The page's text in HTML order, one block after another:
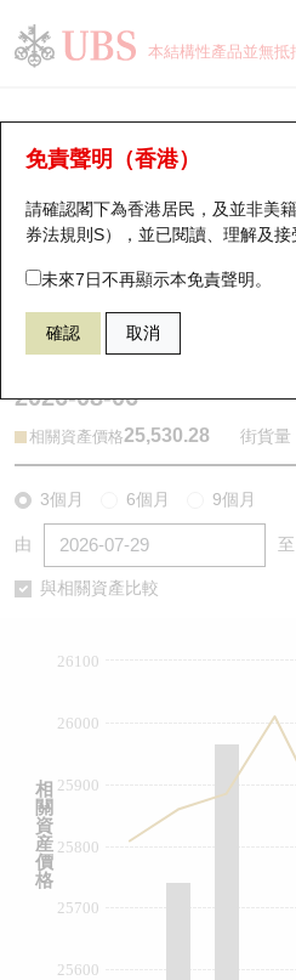
本結構性產品並無抵
免責聲明（香港）
請確認閣下為香港居民，及並非美
券法規則S），並已閱讀、理解及接
未來7日不再顯示本免責聲明。
確認 取消
牛熊證分析儀
表現 街貨統計 比較
67440 瑞銀牛證 HSI
2026-08-06
相關資產價格25,530.28 街貨量
3個月 6個月 9個月
由 至
與相關資產比較
25600
25700
25800
25900
26000
26100
相
關
資
産
價
格
瑞銀認股證一覽
新發行瑞銀認股證
即將到期認股證
認股證到期結算價查詢
認股證分析儀
認股證/牛熊證日誌
街貨統計
比較
牛熊全景快搜
牛熊證搜尋
牛熊證街貨分佈圖
正股牛熊證列表
新發行瑞銀牛熊證
牛熊證到期結算價查詢
牛熊證文件及公告 (瑞信)
街貨統計
比較
十大升幅/跌幅
十大認股證成交分佈
十天股證佔大市成交
資金流
街貨統計
正股分析儀
二十大活躍股份
恒指成份股
國指成份股
科指成份股
中資ETFs溢價比較
收市競價變化
持股比重
顯示所有持股比重
每月輪證大市專題
輪證專欄
講座及教育短片
認股證投資者教育
牛熊證投資者教育